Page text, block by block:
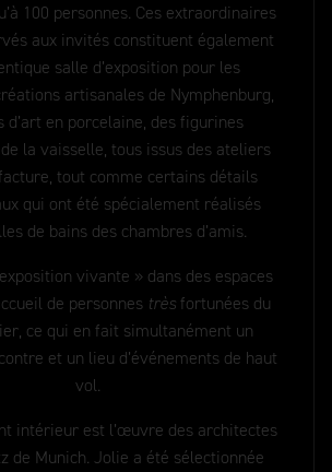
100 personnes. Ces extraordinaires
aux invités constituent également
salle d’exposition pour les
artisanales de Nymphenburg,
d’art en porcelaine, des figurines
la vaisselle, tous issus des ateliers
tout comme certains détails
qui ont été spécialement réalisés
de bains des chambres d’amis.
vivante » dans des espaces
de personnes trèsfortunées du
ce qui en fait simultanément un
et un lieu d’événements de haut
vol.
intérieur est l’œuvre des architectes
de Munich. Jolie a été sélectionnée